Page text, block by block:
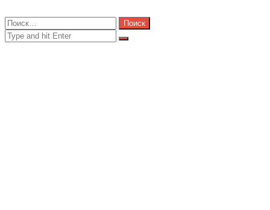
Close
Найти:
Close
Search